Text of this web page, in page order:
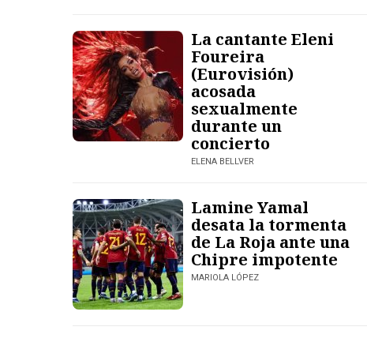
La cantante Eleni
Foureira
(Eurovisión)
acosada
sexualmente
durante un
concierto
ELENA BELLVER
Lamine Yamal
desata la tormenta
de La Roja ante una
Chipre impotente
MARIOLA LÓPEZ